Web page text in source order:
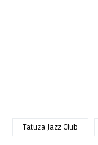
Tatuza Jazz Club